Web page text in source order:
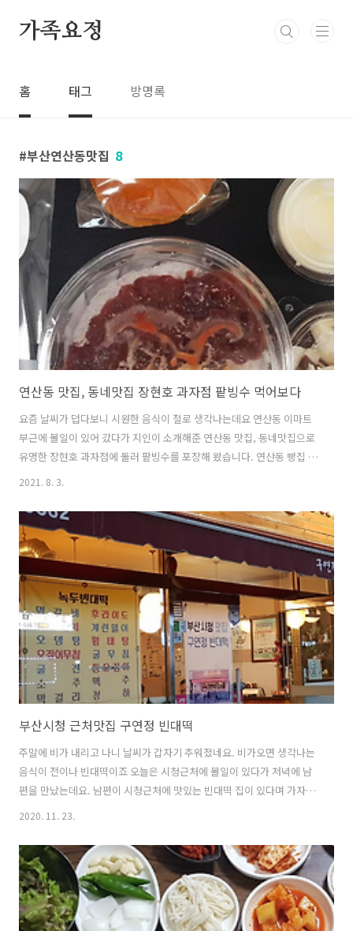
가족요정
홈 태그 방명록
부산연산동맛집 8
연산동 맛집, 동네맛집 장현호 과자점 팥빙수 먹어보다
요즘 날씨가 덥다보니 시원한 음식이 절로 생각나는데요 연산동 이마트
부근에 볼일이 있어 갔다가 지인이 소개해준 연산동 맛집, 동네맛집으로
유명한 장현호 과자점에 둘러 팥빙수를 포장해 왔습니다. 연산동 빵집 장
현호 베이커리의 모든제품은 유기농 밀을 사용하여 2층에서 정성껏 구워
과자점은 팥빙수도 포장되는데 가격은 4500원입니다. 연유와 찹쌀떡은
따로 포장되어오고 찰보리빵(?)도 덤으로 하나 왔네요, 물론 포장이라 스
푼도 넣어주셨어요. 현금구매시 할인되어 3900원에 살수있다고 하니 현
금으로 사야겠죠. 동네 맛집이라 그런지 가격이 저렴한 것 같아 우선 마
음에 드네요. 장현호 과자점 팥빙수는 얼음에 팥과 인절미 가루가 다로
포장되어 있고 ..
2021. 8. 3.
부산시청 근처맛집 구연정 빈대떡
주말에 비가 내리고 나니 날씨가 갑자기 추워졌네요. 비가오면 생각나는
음식이 전이나 빈대떡이죠 오늘은 시청근처에 볼일이 있다가 저녁에 남
편을 만났는데요. 남편이 시청근처에 맛있는 빈대떡 집이 있다며 가자기
에 날씨도 싸늘하기도 하고 남편과 오붓하게 술한잔 하고 싶어 남편따라
떡 위치: 부산 연제구 거제천로 65 태흥빌딩 영업시간: 매일 16:00-
01:00(매주 일요일 휴무) 전화번호: 051-851-9382 주차장: 시청 공용주
차장 이용하시면 됩니다. naver.me/FrLYAvi1 구연정빈대떡 구연정빈
대떡 한식 전,빈대떡 m.map.naver.com 구연정 빈대떡 집을 들어서니
부산시청 근처 맛집이라 그런지 사람들이 많이 계시더라구요...
2020. 11. 23.